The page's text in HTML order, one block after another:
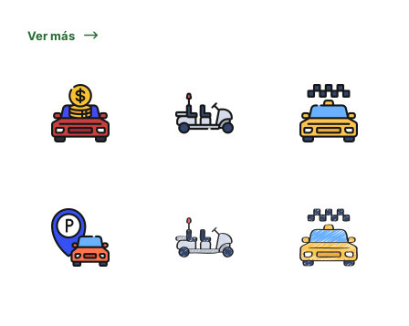
Ver más